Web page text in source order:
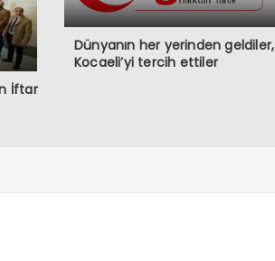
İftar
Dünyanın her yerinden geldiler,
Kocaeli’yi tercih ettiler